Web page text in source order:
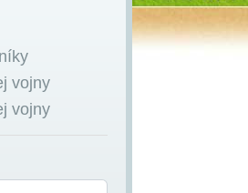
vojny
vojny